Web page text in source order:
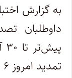
به گزارش
تمدید امروز ۶ دی به پایان می‌رسد.